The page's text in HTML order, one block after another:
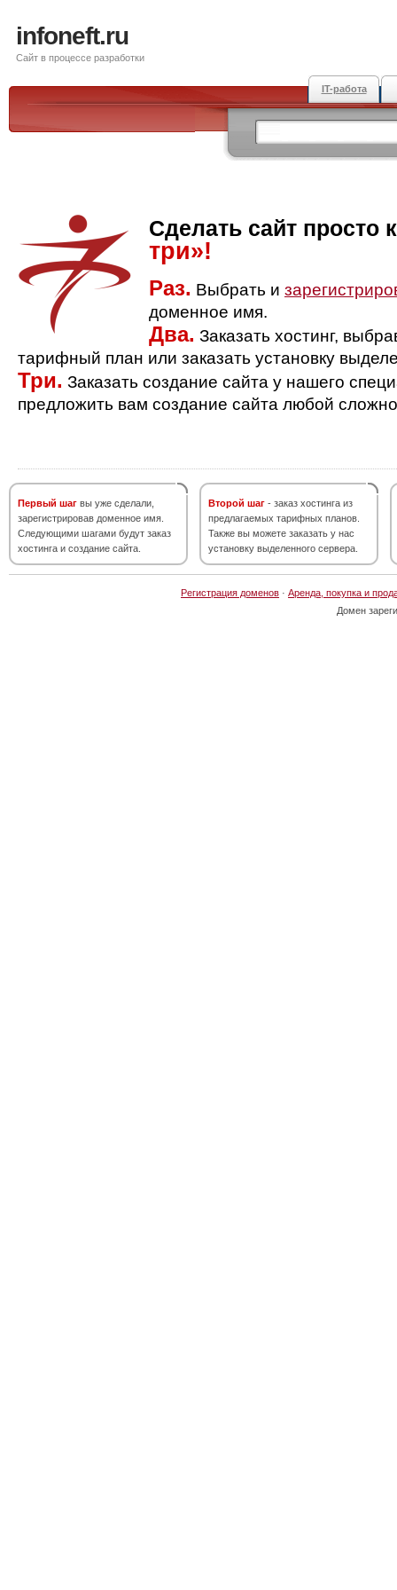
infoneft.ru
Сайт в процессе разработки
IT-работа
Сделать сайт просто
три»!
Раз. Выбрать и
доменное имя.
Два. Заказать хостинг,
тарифный план или заказать установку
Три. Заказать создание сайта у нашего
предложить вам создание сайта любой
Первый шаг вы уже сделали,
зарегистрировав доменное имя.
Следующими шагами будут заказ
хостинга и создание сайта.
Второй шаг - заказ хостинга из
предлагаемых тарифных планов.
Также вы можете заказать у нас
установку выделенного сервера.
Регистрация доменов · Аренда, покупка и
Домен